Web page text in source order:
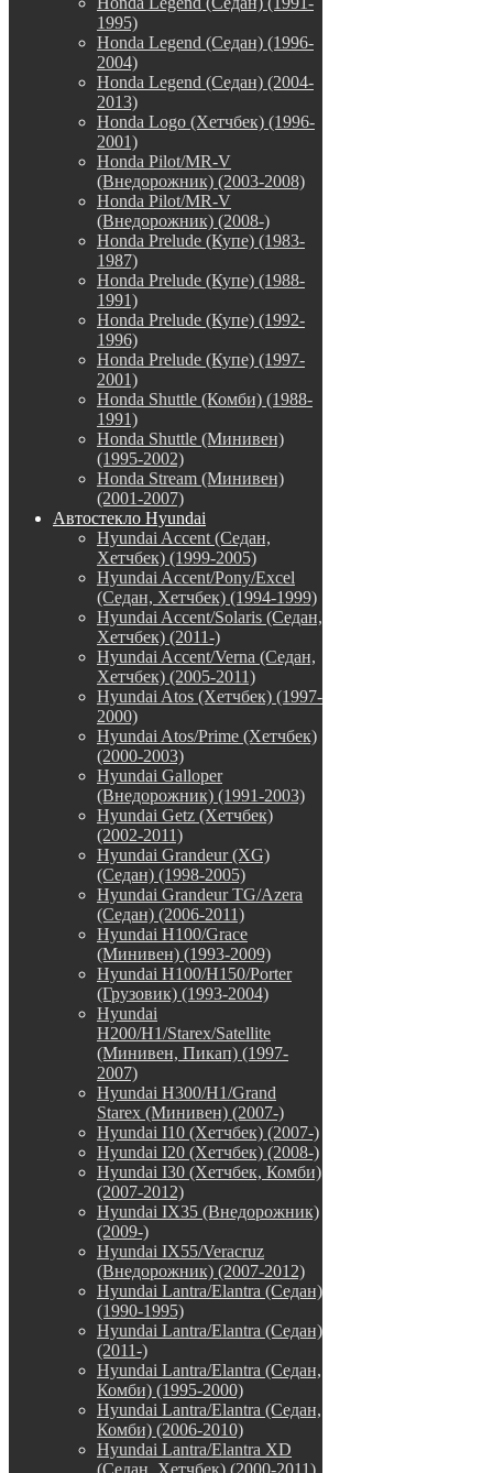
1995)
Honda Legend (Седан) (1996-
2004)
Honda Legend (Седан) (2004-
2013)
Honda Logo (Хетчбек) (1996-
2001)
Honda Pilot/MR-V
(Внедорожник) (2003-2008)
Honda Pilot/MR-V
(Внедорожник) (2008-)
Honda Prelude (Купе) (1983-
1987)
Honda Prelude (Купе) (1988-
1991)
Honda Prelude (Купе) (1992-
1996)
Honda Prelude (Купе) (1997-
2001)
Honda Shuttle (Комби) (1988-
1991)
Honda Shuttle (Минивен)
(1995-2002)
Honda Stream (Минивен)
(2001-2007)
Автостекло Hyundai
Hyundai Accent (Седан,
Хетчбек) (1999-2005)
Hyundai Accent/Pony/Excel
(Седан, Хетчбек) (1994-1999)
Hyundai Accent/Solaris (Седан,
Хетчбек) (2011-)
Hyundai Accent/Verna (Седан,
Хетчбек) (2005-2011)
Hyundai Atos (Хетчбек) (1997-
2000)
Hyundai Atos/Prime (Хетчбек)
(2000-2003)
Hyundai Galloper
(Внедорожник) (1991-2003)
Hyundai Getz (Хетчбек)
(2002-2011)
Hyundai Grandeur (XG)
(Седан) (1998-2005)
Hyundai Grandeur TG/Azera
(Седан) (2006-2011)
Hyundai H100/Grace
(Минивен) (1993-2009)
Hyundai H100/H150/Porter
(Грузовик) (1993-2004)
Hyundai
H200/H1/Starex/Satellite
(Минивен, Пикап) (1997-
2007)
Hyundai H300/H1/Grand
Starex (Минивен) (2007-)
Hyundai I10 (Хетчбек) (2007-)
Hyundai I20 (Хетчбек) (2008-)
Hyundai I30 (Хетчбек, Комби)
(2007-2012)
Hyundai IX35 (Внедорожник)
(2009-)
Hyundai IX55/Veracruz
(Внедорожник) (2007-2012)
Hyundai Lantra/Elantra (Седан)
(1990-1995)
Hyundai Lantra/Elantra (Седан)
(2011-)
Hyundai Lantra/Elantra (Седан,
Комби) (1995-2000)
Hyundai Lantra/Elantra (Седан,
Комби) (2006-2010)
Hyundai Lantra/Elantra XD
(Седан, Хетчбек) (2000-2011)